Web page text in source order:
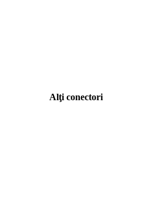
Alţi conectori